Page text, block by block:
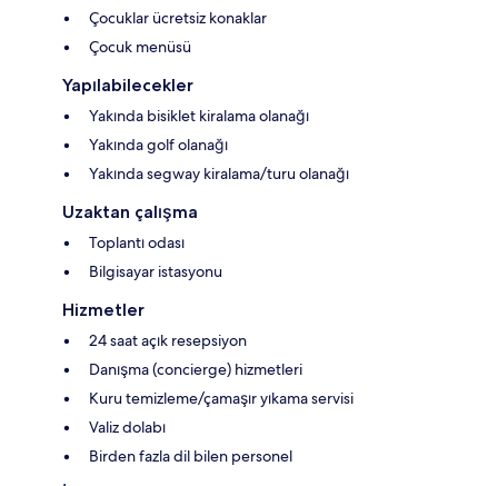
Çocuklar ücretsiz konaklar
Çocuk menüsü
Yapılabilecekler
Yakında bisiklet kiralama olanağı
Yakında golf olanağı
Yakında segway kiralama/turu olanağı
Uzaktan çalışma
Toplantı odası
Bilgisayar istasyonu
Hizmetler
24 saat açık resepsiyon
Danışma (concierge) hizmetleri
Kuru temizleme/çamaşır yıkama servisi
Valiz dolabı
Birden fazla dil bilen personel